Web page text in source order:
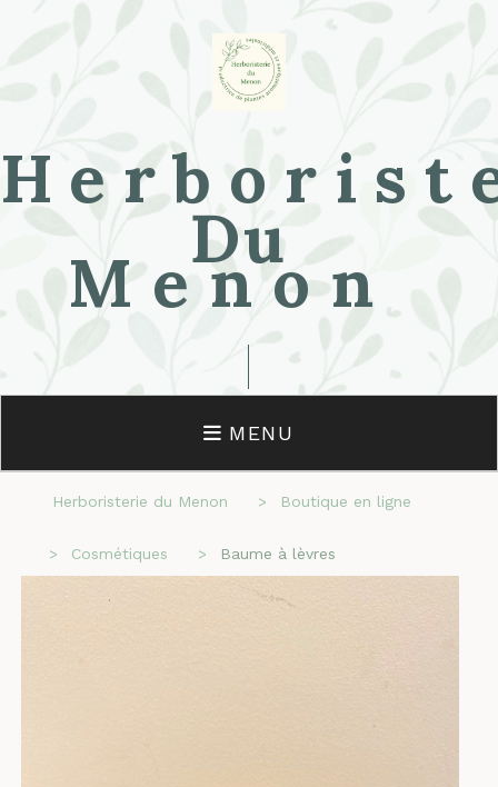
Du
Menon
MENU
Herboristerie du Menon Boutique en ligne
Cosmétiques Baume à lèvres